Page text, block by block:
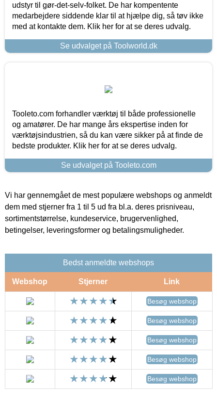
udstyr til gør-det-selv-folket. De har kompentente
medarbejdere siddende klar til at hjælpe dig, så tøv ikke
med at kontakte dem. Klik her for at se deres udvalg.
Se udvalget på Toolworld.dk
Tooleto.com forhandler værktøj til både professionelle
og amatører. De har mange års ekspertise inden for
værktøjsindustrien, så du kan være sikker på at finde de
bedste produkter. Klik her for at se deres udvalg.
Se udvalget på Tooleto.com
Vi har gennemgået de mest populære webshops og anmeldt
dem med stjerner fra 1 til 5 ud fra bl.a. deres prisniveau,
sortimentstørrelse, kundeservice, brugervenlighed,
betingelser, leveringsformer og betalingsmuligheder.
Bedst anmeldte webshops
Webshop Stjerner Link
Besøg webshop
Besøg webshop
Besøg webshop
Besøg webshop
Besøg webshop